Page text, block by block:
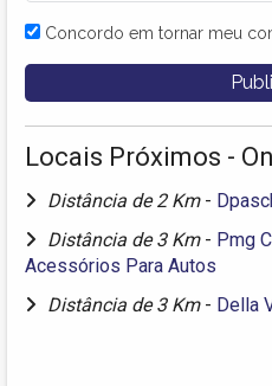
Concordo em tornar meu
Locais Próximos -
Distância de 2 Km -
Distância de 3 Km - Pmg
Acessórios Para Autos
Distância de 3 Km - Della